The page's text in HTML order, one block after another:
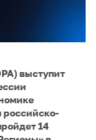
выступит
14